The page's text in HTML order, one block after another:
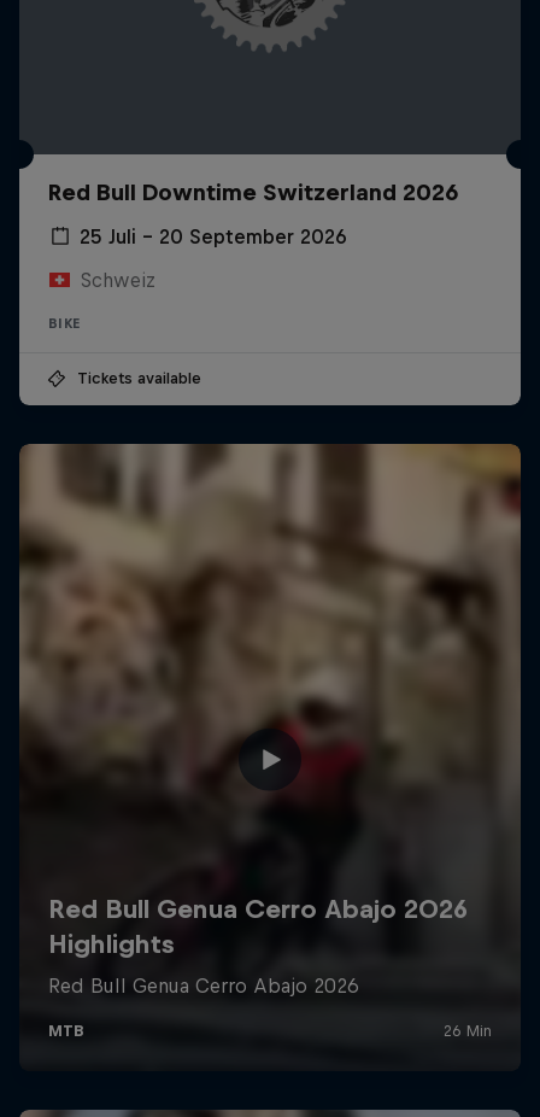
Red Bull Downtime Switzerland 2026
25 Juli – 20 September 2026
Schweiz
BIKE
Tickets available